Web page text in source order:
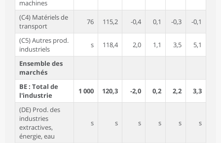
machines
(C4) Matériels de
transport
76 115,2 -0,4 0,1 -0,3 -0,1
(C5) Autres prod.
industriels
s 118,4 2,0 1,1 3,5 5,1
Ensemble des
marchés
BE : Total de
l'industrie
1 000 120,3 -2,0 0,2 2,2 3,3
(DE) Prod. des
industries
extractives,
énergie, eau
s s s s s s